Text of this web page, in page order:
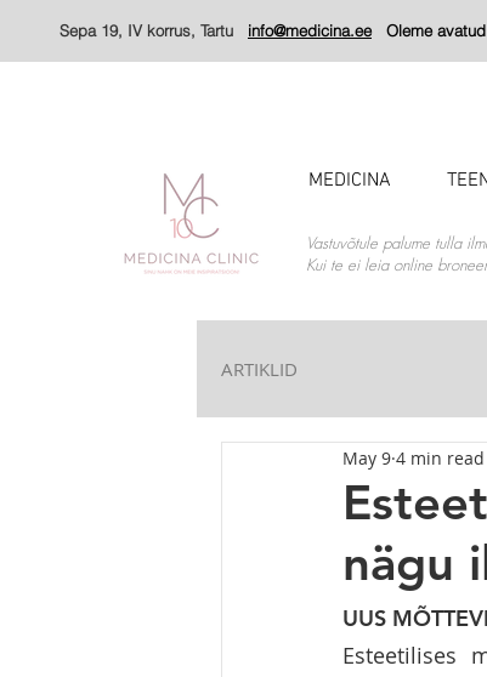
Sepa 19, IV korrus, Tartu info@medicina.eeOleme avatud
MEDICINA
Vastuvõtule palume tulla
Kui te ei leia online
ARTIKLID
nägu
May 9 4 min read
UUS
Esteetilises